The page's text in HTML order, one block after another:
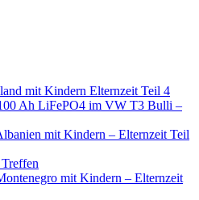
mit Kindern Elternzeit Teil 4
Ah LiFePO4 im VW T3 Bulli –
mit Kindern – Elternzeit Teil
mit Kindern – Elternzeit